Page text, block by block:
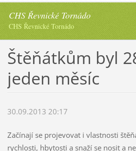
CHS Řevnické Tornádo
CHS Řevnické Tornádo
Štěňátkům byl
jeden měsíc
30.09.2013 20:17
Začínají se projevovat i vlastnosti
rychlosti, hbytosti a snaží se nosit a